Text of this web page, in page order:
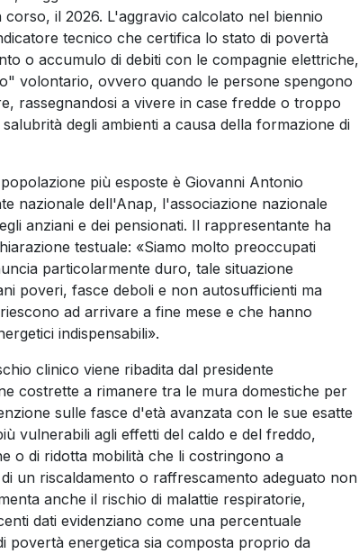
il 2026. L'aggravio calcolato nel biennio
tecnico che certifica lo stato di povertà
o accumulo di debiti con le compagnie elettriche,
volontario, ovvero quando le persone spengono
rassegnandosi a vivere in case fredde o troppo
degli ambienti a causa della formazione di
più esposte è Giovanni Antonio
nazionale dell'Anap, l'associazione nazionale
anziani e dei pensionati. Il rappresentante ha
testuale: «Siamo molto preoccupati
particolarmente duro, tale situazione
poveri, fasce deboli e non autosufficienti ma
ad arrivare a fine mese e che hanno
indispensabili».
clinico viene ribadita dal presidente
costrette a rimanere tra le mura domestiche per
sulle fasce d'età avanzata con le sue esatte
vulnerabili agli effetti del caldo e del freddo,
o di ridotta mobilità che li costringono a
un riscaldamento o raffrescamento adeguato non
anche il rischio di malattie respiratorie,
dati evidenziano come una percentuale
povertà energetica sia composta proprio da